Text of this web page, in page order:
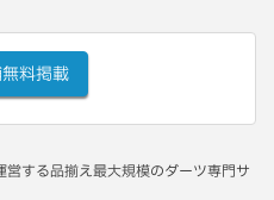
料掲載
する品揃え最大規模のダーツ専門サ